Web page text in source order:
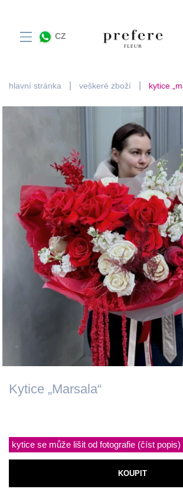
CZ
hlavní stránka veškeré zboží kytice
Kytice „Marsala“
kytice se může lišit od fotografie (číst popis)
KOUPIT